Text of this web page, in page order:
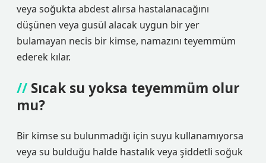
veya soğukta abdest alırsa hastalanacağını
düşünen veya gusül alacak uygun bir yer
bulamayan necis bir kimse, namazını teyemmüm
ederek kılar.
Sıcak su yoksa teyemmüm olur
mu?
Bir kimse su bulunmadığı için suyu kullanamıyorsa
veya su bulduğu halde hastalık veya şiddetli soğuk